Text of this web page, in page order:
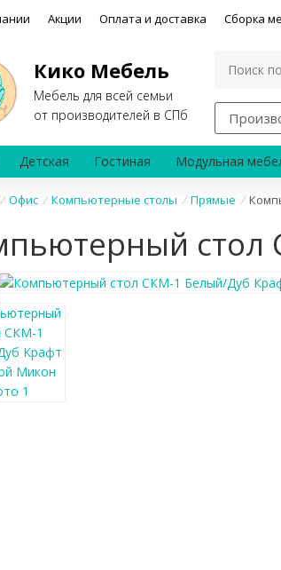
Акции Оплата и доставка Сборка
Кико Мебель
Мебель для всей семьи
от производителей в СПб
Детская Гостиная Модульная
/ Офис / Компьютерные столы / Прямые /
стол